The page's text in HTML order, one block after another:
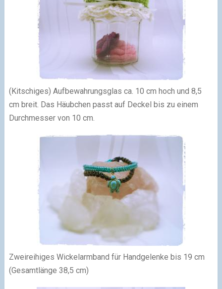
(Kitschiges) Aufbewahrungsglas ca. 10 cm hoch und 8,5
cm breit. Das Häubchen passt auf Deckel bis zu einem
Durchmesser von 10 cm.
Zweireihiges Wickelarmband für Handgelenke bis 19 cm
(Gesamtlänge 38,5 cm)